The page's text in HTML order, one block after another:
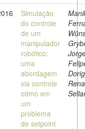
Simulação
do controle
de um
manipulador
robótico:
uma
abordagem
via controle
otimo em
um
problema
de setpoint